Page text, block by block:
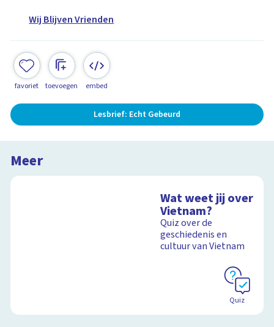
Wij Blijven Vrienden
favoriet toevoegen embed
Lesbrief: Echt Gebeurd
Meer
Wat weet jij over
Vietnam?
Quiz over de
geschiedenis en
cultuur van Vietnam
Quiz